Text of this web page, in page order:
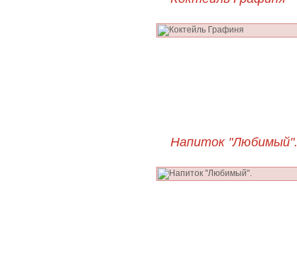
Напиток "Любимый".